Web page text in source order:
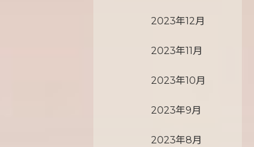
2023年12月
2023年11月
2023年10月
2023年9月
2023年8月